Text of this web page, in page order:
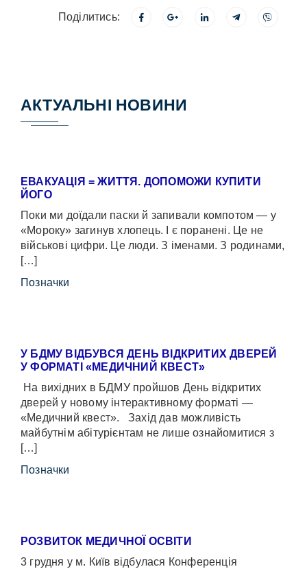
Поділитись:
АКТУАЛЬНІ НОВИНИ
ЕВАКУАЦІЯ = ЖИТТЯ. ДОПОМОЖИ КУПИТИ
ЙОГО
Поки ми доїдали паски й запивали компотом — у
«Мороку» загинув хлопець. І є поранені. Це не
військові цифри. Це люди. З іменами. З родинами,
[…]
Позначки
У БДМУ ВІДБУВСЯ ДЕНЬ ВІДКРИТИХ ДВЕРЕЙ
У ФОРМАТІ «МЕДИЧНИЙ КВЕСТ»
На вихідних в БДМУ пройшов День відкритих
дверей у новому інтерактивному форматі —
«Медичний квест». Захід дав можливість
майбутнім абітурієнтам не лише ознайомитися з
[…]
Позначки
РОЗВИТОК МЕДИЧНОЇ ОСВІТИ
3 грудня у м. Київ відбулася Конференція